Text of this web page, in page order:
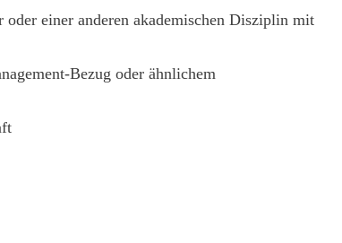
einer anderen akademischen Disziplin mit
Bezug oder ähnlichem